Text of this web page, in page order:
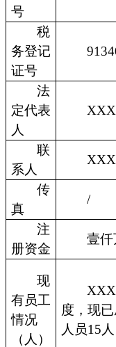
号
税
务登记
证号
法
定代表
人
XXX
联
系人
XXX
传
真
/
注
册资金
壹
现
有员工
情况
（人）
度，现
人员15